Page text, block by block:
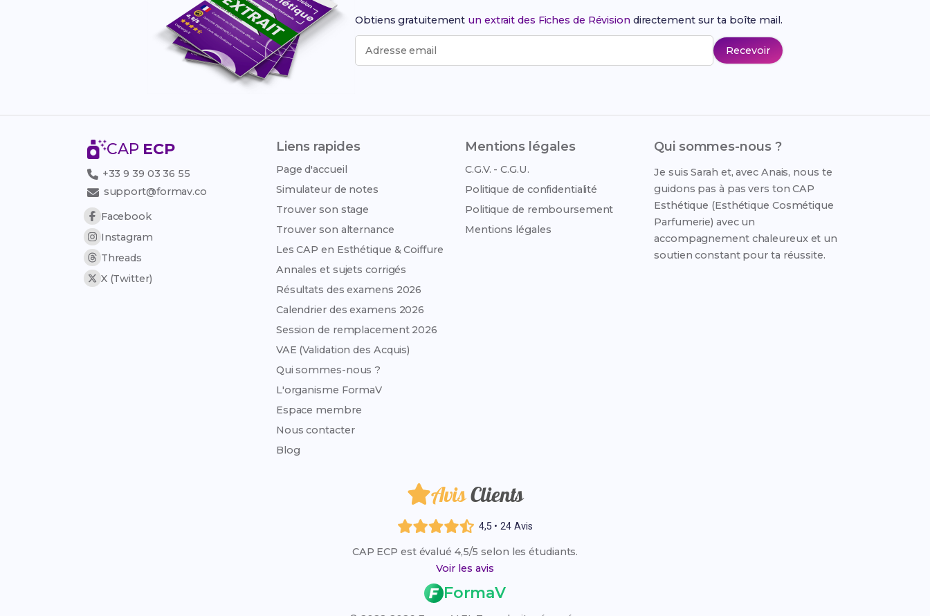
Obtiens gratuitement un extrait des Fiches de Révisiondirectement sur ta boîte mail.
Adresse email Recevoir
CAP ECP
+33 9 39 03 36 55
support@formav.co
Facebook
Instagram
Threads
X (Twitter)
Liens rapides
Page d'accueil
Simulateur de notes
Trouver son stage
Trouver son alternance
Les CAP en Esthétique & Coiffure
Annales et sujets corrigés
Résultats des examens 2026
Calendrier des examens 2026
Session de remplacement 2026
VAE (Validation des Acquis)
Qui sommes-nous ?
L'organisme FormaV
Espace membre
Nous contacter
Blog
Mentions légales
C.G.V. - C.G.U.
Politique de confidentialité
Politique de remboursement
Mentions légales
Qui sommes-nous ?
Je suis Sarah et, avec Anais, nous te
guidons pas à pas vers ton CAP
Esthétique (Esthétique Cosmétique
Parfumerie) avec un
accompagnement chaleureux et un
soutien constant pour ta réussite.
AvisClients
4,5 • 24 Avis
CAP ECP est évalué 4,5/5 selon les étudiants.
Voir les avis
FormaV